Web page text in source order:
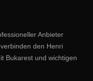
Anbieter
den Henri
Bukarest und wichtigen